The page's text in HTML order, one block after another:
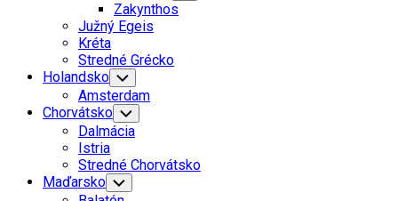
Child
Menu
Zakynthos
Južný Egeis
Kréta
Stredné Grécko
Holandsko Toggle
Child
Menu
Amsterdam
Chorvátsko Toggle
Child
Menu
Dalmácia
Istria
Stredné Chorvátsko
Maďarsko Toggle
Child